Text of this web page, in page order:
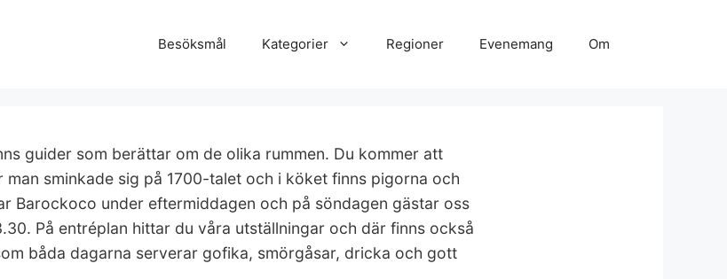
Besöksmål Kategorier Regioner Evenemang Om
guider som berättar om de olika rummen. Du kommer att
sminkade sig på 1700-talet och i köket finns pigorna och
Barockoco under eftermiddagen och på söndagen gästar oss
På entréplan hittar du våra utställningar och där finns också
båda dagarna serverar gofika, smörgåsar, dricka och gott